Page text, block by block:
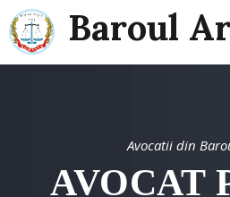
Baroul
Avocatii din
AVOCAT